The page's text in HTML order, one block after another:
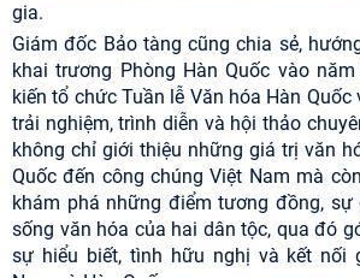
gia.
Giám đốc Bảo tàng cũng chia sẻ,
khai trương Phòng Hàn Quốc vào
kiến tổ chức Tuần lễ Văn hóa Hàn
trải nghiệm, trình diễn và hội thảo
không chỉ giới thiệu những giá trị văn
Quốc đến công chúng Việt Nam mà
khám phá những điểm tương đồng,
sống văn hóa của hai dân tộc, qua đó
sự hiểu biết, tình hữu nghị và kết nối